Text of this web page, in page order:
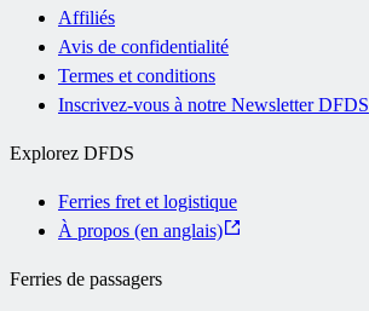
Affiliés
Avis de confidentialité
Termes et conditions
Inscrivez-vous à notre Newsletter DFDS
Explorez DFDS
Ferries fret et logistique
À propos (en anglais)
Ferries de passagers